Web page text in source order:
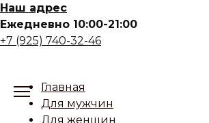
Skip
to
content
Наш адрес
Ежедневно 10:00-21:00
+7 (925) 740-32-46
Главная
Для мужчин
Для женщин